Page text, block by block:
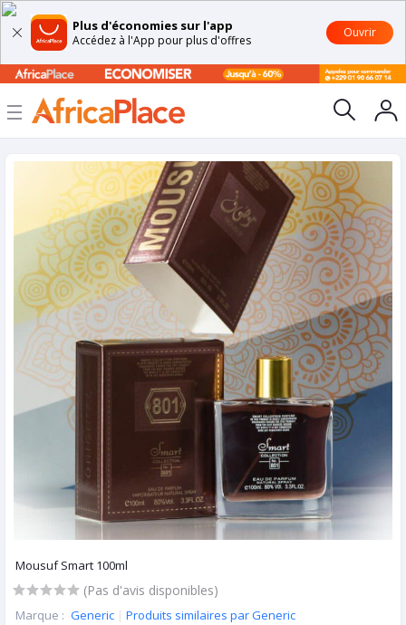
Plus d'économies sur l'app
Accédez à l'App pour plus d'offres
Ouvrir
Mousuf Smart 100ml
(Pas d'avis disponibles)
Marque : Generic | Produits similaires par Generic